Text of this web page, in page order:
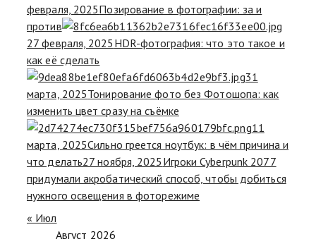
февраля, 2025Позирование в фотографии: за и
против
27 февраля, 2025 HDR-фотография: что это такое и
как её сделать
31
марта, 2025Тонирование фото без Фотошопа: как
изменить цвет сразу на съёмке
11
марта, 2025Сильно греется ноутбук: в чём причина и
что делать27 ноября, 2025 Игроки Cyberpunk 2077
придумали акробатический способ, чтобы добиться
нужного освещения в фоторежиме
« Июл
Август 2026